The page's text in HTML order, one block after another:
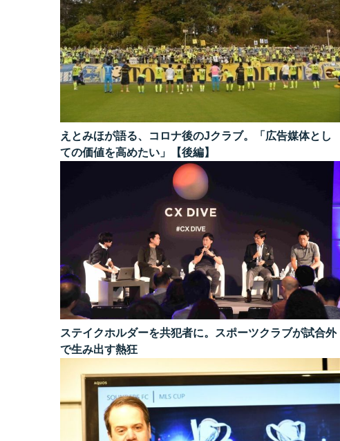
えとみほが語る、コロナ後のJクラブ。「広告媒体とし
ての価値を高めたい」【後編】
ステイクホルダーを共犯者に。スポーツクラブが試合外
で生み出す熱狂